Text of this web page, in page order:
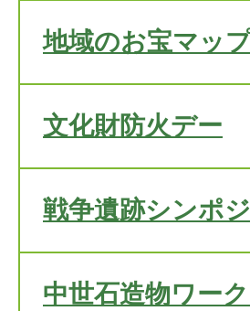
地域のお宝マッ
文化財防火デー
戦争遺跡シンポ
中世石造物ワー